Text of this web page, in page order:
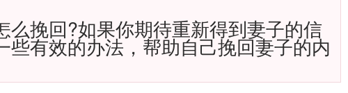
挽回?如果你期待重新得到妻子的信
有效的办法，帮助自己挽回妻子的内